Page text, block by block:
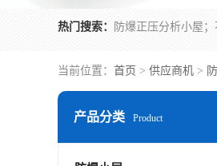
热门搜索：
当前位置： 首页 > 供应商机 >
产品分类 Product